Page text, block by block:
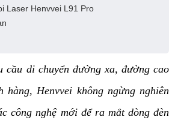
Laser Henvvei L91 Pro
cầu di chuyển đường xa, đường cao
hàng, Henvvei không ngừng nghiên
công nghệ mới để ra mắt dòng đèn